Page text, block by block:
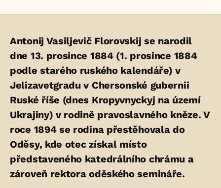
Životopis
osoby/osob
uložených
v
hrobu:
Antonij Vasiljevič Florovskij se narodil
dne 13. prosince 1884 (1. prosince 1884
podle starého ruského kalendáře) v
Jelizavetgradu v Chersonské gubernii
Ruské říše (dnes Kropyvnyckyj na území
Ukrajiny) v rodině pravoslavného kněze. V
roce 1894 se rodina přestěhovala do
Oděsy, kde otec získal místo
představeného katedrálního chrámu a
zároveň rektora oděského semináře.